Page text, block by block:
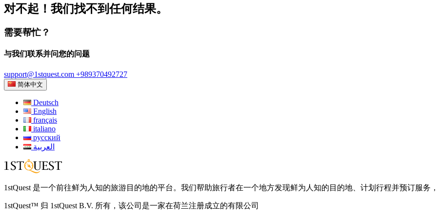
对不起！我们找不到任何结果。
需要帮忙？
与我们联系并问您的问题
support@1stquest.com +989370492727
简体中文
Deutsch
English
français
italiano
русский
العربية
1stQuest 是一个前往鲜为人知的旅游目的地的平台。我们帮助旅行者在一个地方发现鲜为人知的目的地、计划行程并预订服务
1stQuest™ 归 1stQuest B.V. 所有，该公司是一家在荷兰注册成立的有限公司